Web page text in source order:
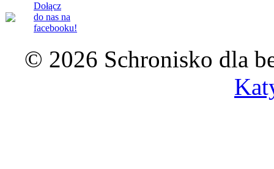
Dołącz
do nas na
facebooku!
© 2026 Schronisko dla